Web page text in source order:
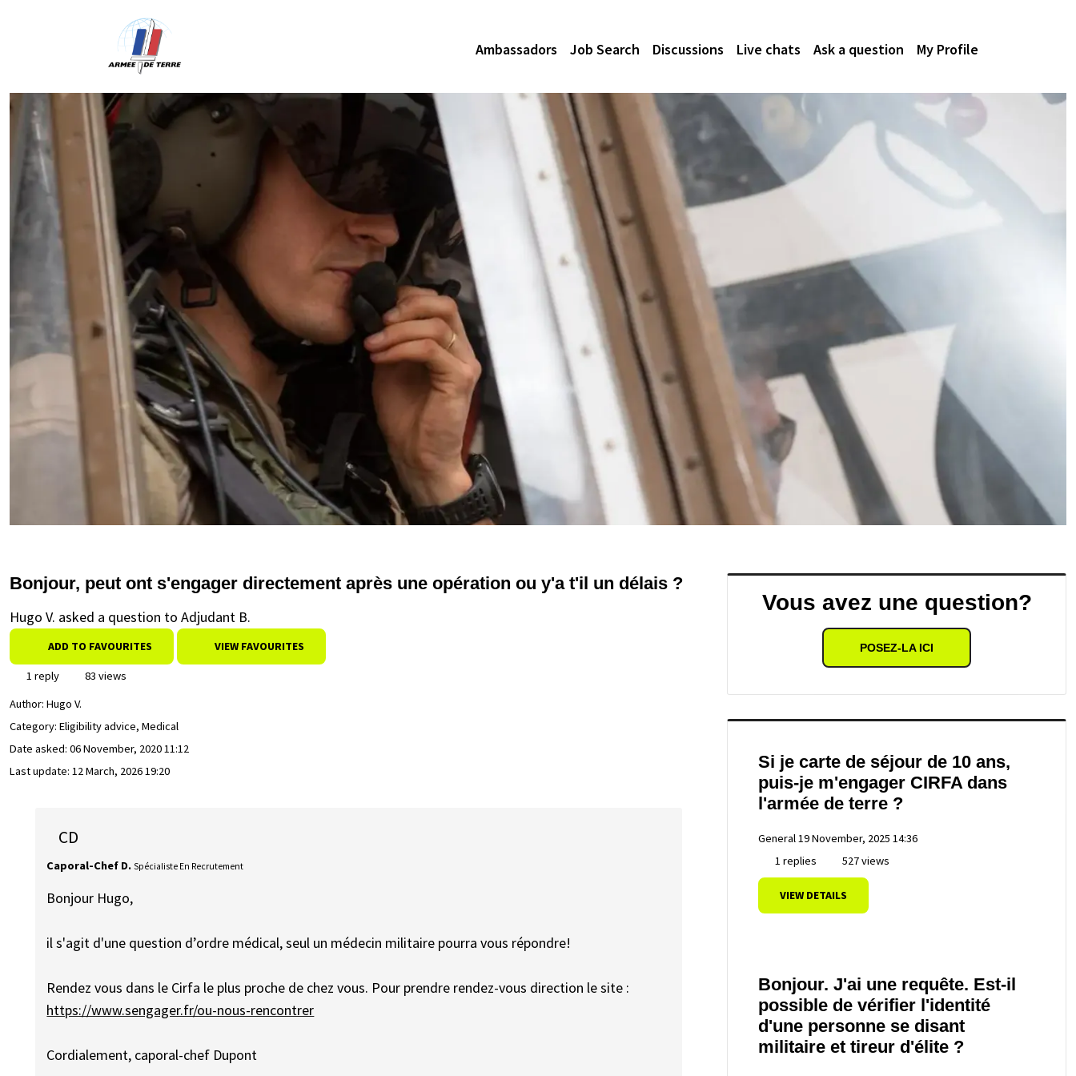
Ambassadors Job Search Discussions Live chats Ask a question My Profile
Bonjour, peut ont s'engager directement après une opération ou y'a t'il un délais ?
Hugo V. asked a question to Adjudant B.
ADD TO FAVOURITES VIEW FAVOURITES
1 reply
83 views
Author: Hugo V.
Category: Eligibility advice, Medical
Date asked: 06 November, 2020 11:12
Last update: 12 March, 2026 19:20
CD
Caporal-Chef D. Spécialiste En Recrutement
Bonjour Hugo,
il s'agit d'une question d’ordre médical, seul un médecin militaire pourra vous répondre!
Rendez vous dans le Cirfa le plus proche de chez vous. Pour prendre rendez-vous direction le site :
https://www.sengager.fr/ou-nous-rencontrer
Cordialement, caporal-chef Dupont
Vous avez une question?
POSEZ-LA ICI
Si je carte de séjour de 10 ans,
puis-je m'engager CIRFA dans
l'armée de terre ?
General19 November, 2025 14:36
1 replies
527 views
VIEW DETAILS
Bonjour. J'ai une requête. Est-il
possible de vérifier l'identité
d'une personne se disant
militaire et tireur d'élite ?